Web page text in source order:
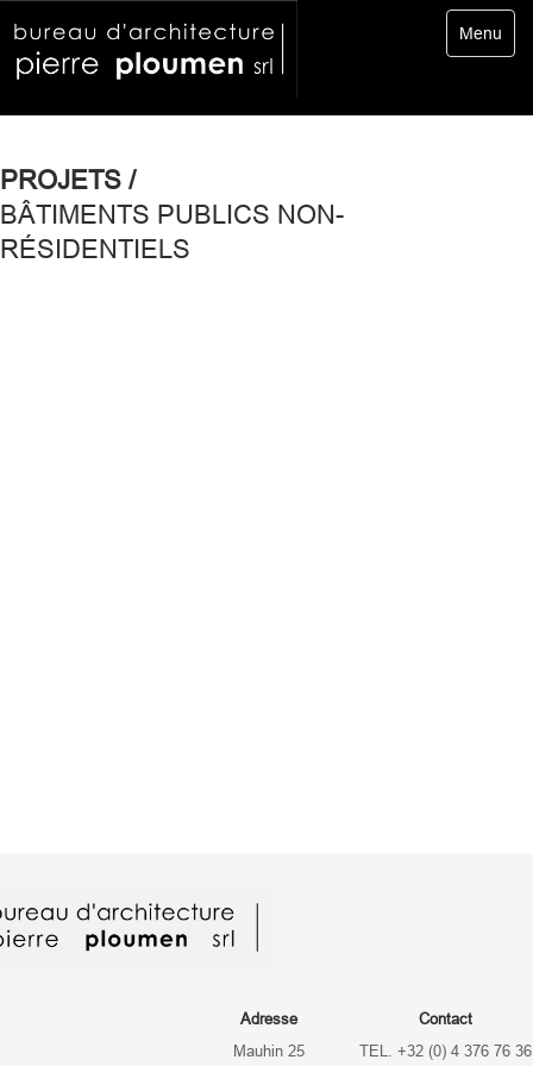
Toggle
Menu
PROJETS /
BÂTIMENTS PUBLICS NON-
RÉSIDENTIELS
Contact
TEL. +32 (0) 4 376 76 36
Adresse
Mauhin 25